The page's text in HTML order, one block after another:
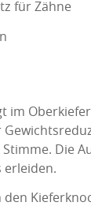
für Zähne
im
Die
erleiden.
den